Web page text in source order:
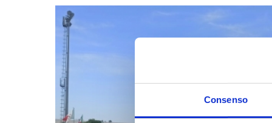
Consenso